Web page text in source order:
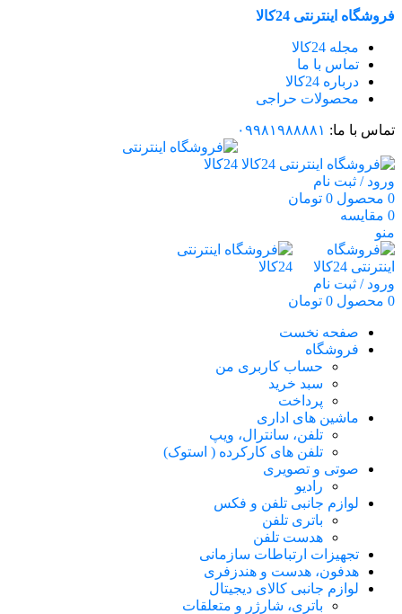
فروشگاه اینترنتی 24کالا
مجله 24کالا
تماس با ما
درباره 24کالا
محصولات حراجی
تماس با ما: ۰۹۹۸۱۹۸۸۸۸۱
ورود / ثبت نام
0 محصول 0 تومان
0 مقایسه
منو
ورود / ثبت نام
0 محصول 0 تومان
صفحه نخست
فروشگاه
حساب کاربری من
سبد خرید
پرداخت
ماشین های اداری
تلفن، سانترال، ویپ
تلفن های کارکرده ( استوک)
صوتی و تصویری
رادیو
لوازم جانبی تلفن و فکس
باتری تلفن
هدست تلفن
تجهیزات ارتباطات سازمانی
هدفون، هدست و هندزفری
لوازم جانبی کالای دیجیتال
باتری، شارژر و متعلقات